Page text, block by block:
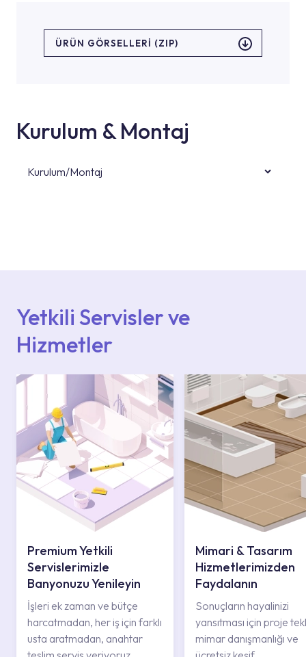
ÜRÜN GÖRSELLERI (ZIP)
Kurulum & Montaj
Kurulum/Montaj
Yetkili Servisler ve
Hizmetler
Premium Yetkili
Servislerimizle
Banyonuzu Yenileyin
İşleri ek zaman ve bütçe
harcatmadan, her iş için farklı
usta aratmadan, anahtar
Mimari & Tasarım
Hizmetlerimizden
Faydalanın
Sonuçların hayalinizi
yansıtması için proje
mimar danışmanlığı ve